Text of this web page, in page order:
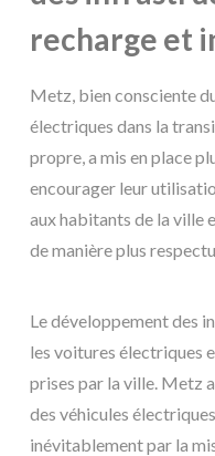
recharge et
Metz, bien consciente
électriques dans la
propre, a mis en place
encourager leur
aux habitants de la ville
de manière plus
Le développement des
les voitures électriques
prises par la ville. Metz
des véhicules
inévitablement par la